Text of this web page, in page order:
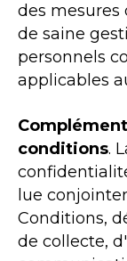
des mesures
de saine
personnels
applicables
conditions.
lue
Conditions,
de collecte,